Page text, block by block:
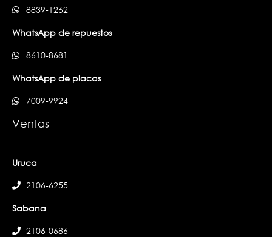
8839-1262
WhatsApp de repuestos
8610-8681
WhatsApp de placas
7009-9924
Ventas
Uruca
2106-6255
Sabana
2106-0686